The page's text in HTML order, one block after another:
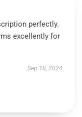
perfectly.
excellently for
Sep 18, 2024